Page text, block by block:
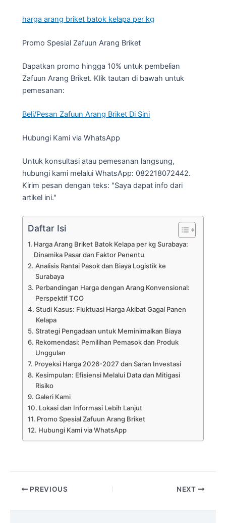
harga arang briket batok kelapa per kg
Promo Spesial Zafuun Arang Briket
Dapatkan promo hingga 10% untuk pembelian
Zafuun Arang Briket. Klik tautan di bawah untuk
pemesanan:
Beli/Pesan Zafuun Arang Briket Di Sini
Hubungi Kami via WhatsApp
Untuk konsultasi atau pemesanan langsung,
hubungi kami melalui WhatsApp: 082218072442.
Kirim pesan dengan teks: "Saya dapat info dari
artikel ini."
Daftar Isi
Harga Arang Briket Batok Kelapa per kg Surabaya:
Dinamika Pasar dan Faktor Penentu
Analisis Rantai Pasok dan Biaya Logistik ke
Surabaya
Perbandingan Harga dengan Arang Konvensional:
Perspektif TCO
Studi Kasus: Fluktuasi Harga Akibat Gagal Panen
Kelapa
Strategi Pengadaan untuk Meminimalkan Biaya
Rekomendasi: Pemilihan Pemasok dan Produk
Unggulan
Proyeksi Harga 2026-2027 dan Saran Investasi
Kesimpulan: Efisiensi Melalui Data dan Mitigasi
Risiko
Galeri Kami
Lokasi dan Informasi Lebih Lanjut
Promo Spesial Zafuun Arang Briket
Hubungi Kami via WhatsApp
PREVIOUS NEXT